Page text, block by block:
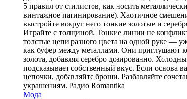
5 правил от стилистов, как носить
винтажное патинирование). Хаотичное
выстройте вокруг него тонкие золотые и
Играйте с толщиной. Тонкие линии не
толстые цепи разного цвета на одной руке —
как буфер между металлами. Они приглушают
золота, добавляя серебро дозированно.
подсказывает собственный вкус. Если основа
цепочки, добавляйте броши. Разбавляйте
украшениям. Радио Romantika
Мода